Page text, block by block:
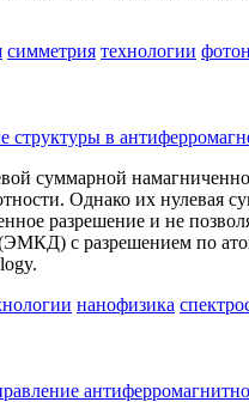
симметрия технологии
в
суммарной
Однако их нулевая
разрешение и не
с разрешением по
нанофизика